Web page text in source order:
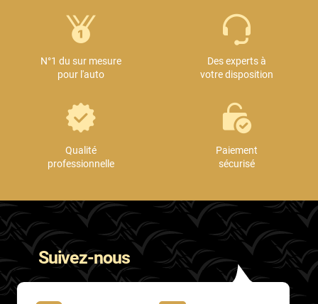
N°1 du sur mesure
pour l'auto
Des experts à
votre disposition
Qualité
professionnelle
Paiement
sécurisé
Suivez-nous